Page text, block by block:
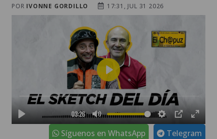
POR IVONNE GORDILLO 17:31, JUL 31 2026
Telegram
Síguenos en WhatsApp